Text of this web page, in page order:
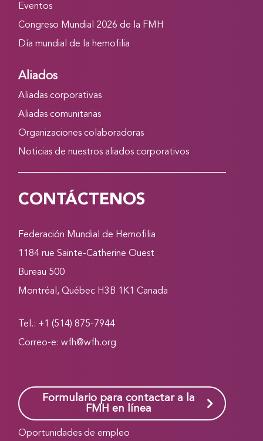
Eventos
Congreso Mundial 2026 de la FMH
Día mundial de la hemofilia
Aliados
Aliadas corporativas
Aliadas comunitarias
Organizaciones colaboradoras
Noticias de nuestros aliados corporativos
CONTÁCTENOS
Federación Mundial de Hemofilia
1184 rue Sainte-Catherine Ouest
Bureau 500
Montréal, Québec H3B 1K1 Canada
Tel.: +1 (514) 875-7944
Correo-e:wfh@wfh.org
Formulario para contactar a la
FMH en línea
Oportunidades de empleo